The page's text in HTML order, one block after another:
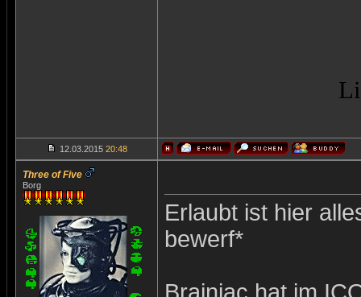
12.03.2015 20:48
Three of Five
Borg
Erlaubt ist hier
bewerf*